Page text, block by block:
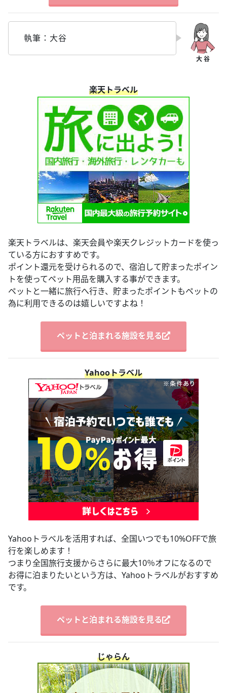
執筆：大谷
楽天トラベル
楽天トラベルは、楽天会員や楽天クレジットカードを使っ
ている方におすすめです。
ポイント還元を受けられるので、宿泊して貯まったポイン
トを使ってペット用品を購入する事ができます。
ペットと一緒に旅行へ行き、貯まったポイントもペットの
為に利用できるのは嬉しいですよね！
ペットと泊まれる施設を見る
Yahooトラベル
Yahooトラベルを活用すれば、全国いつでも10%OFFで旅
行を楽しめます！
つまり全国旅行支援からさらに最大10％オフになるので
お得に泊まりたいという方は、Yahooトラベルがおすすめ
です。
ペットと泊まれる施設を見る
じゃらん